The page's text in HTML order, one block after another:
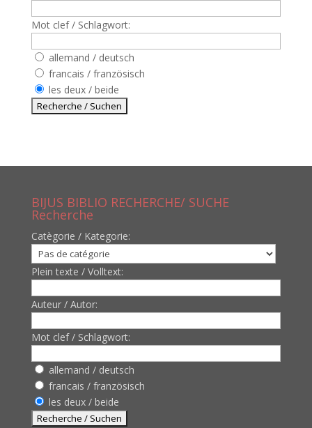
Mot clef / Schlagwort:
allemand / deutsch
francais / französisch
les deux / beide
BIJUS BIBLIO RECHERCHE/ SUCHE
Recherche
Catègorie / Kategorie:
Plein texte / Volltext:
Auteur / Autor:
Mot clef / Schlagwort:
allemand / deutsch
francais / französisch
les deux / beide